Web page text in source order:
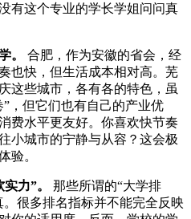
有这个专业的学长学姐问问真
。 合肥，作为安徽的省会，经
也快，但生活成本相对高。芜
这些城市，各有各的特色，虽
，但它们也有自己的产业优
费水平更友好。你喜欢快节奏
小城市的宁静与从容？这会极
验。
力”。 那些所谓的“大学排
很多排名指标并不能完全反映